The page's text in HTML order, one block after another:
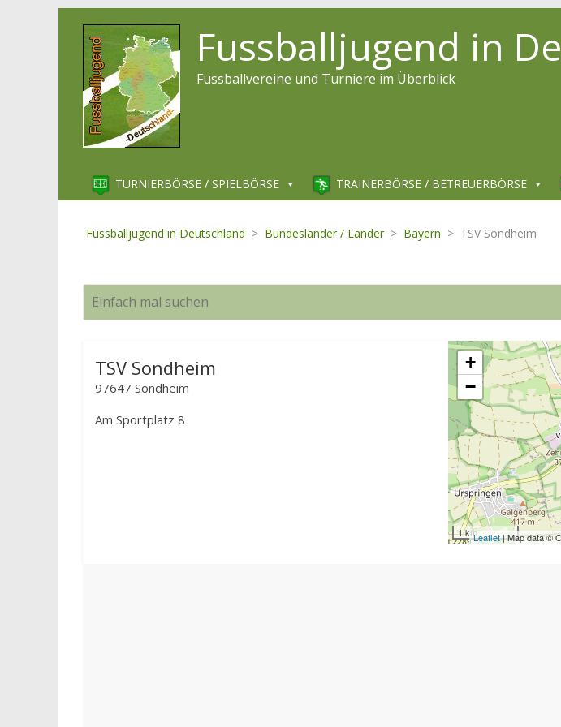
Fussballjugend in
Fussballvereine und Turniere im Überblick
TURNIERBÖRSE / SPIELBÖRSE TRAINERBÖRSE / BETREUERBÖRSE
Fussballjugend in Deutschland > Bundesländer / Länder > Bayern > TSV Sondheim
+
−
1 kmLeaflet| Map data ©
TSV Sondheim
97647 Sondheim
Am Sportplatz 8